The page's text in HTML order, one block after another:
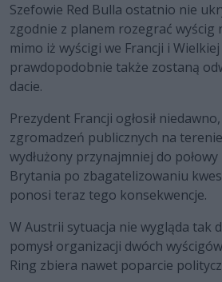
Szefowie Red Bulla ostatnio nie
zgodnie z planem rozegrać wyścig
mimo iż wyścigi we Francji i
prawdopodobnie także zostaną
dacie.
Prezydent Francji ogłosił
zgromadzeń publicznych na
wydłużony przynajmniej do połowy
Brytania po zbagatelizowaniu
ponosi teraz tego konsekwencje.
W Austrii sytuacja nie wygląda tak
pomysł organizacji dwóch
Ring zbiera nawet poparcie